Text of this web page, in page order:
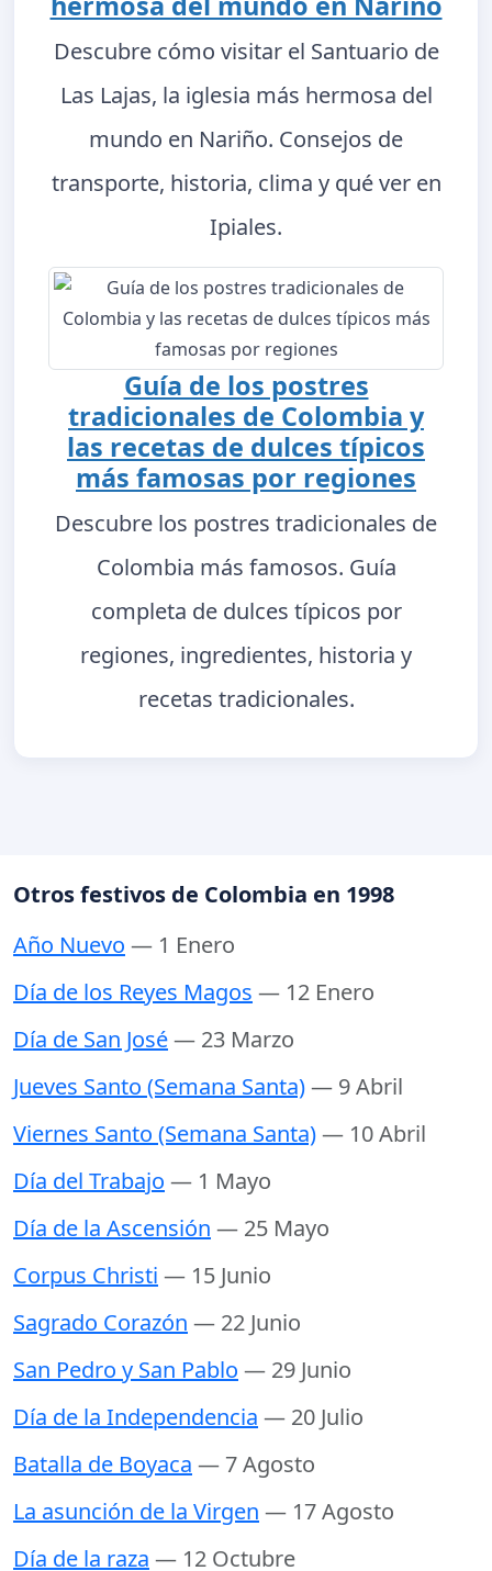
Descubre cómo visitar el Santuario de
Las Lajas, la iglesia más hermosa del
mundo en Nariño. Consejos de
transporte, historia, clima y qué ver en
Ipiales.
Guía de los postres
tradicionales de Colombia y
las recetas de dulces típicos
más famosas por regiones
Descubre los postres tradicionales de
Colombia más famosos. Guía
completa de dulces típicos por
regiones, ingredientes, historia y
recetas tradicionales.
Otros festivos de Colombia en 1998
Año Nuevo — 1 Enero
Día de los Reyes Magos — 12 Enero
Día de San José— 23 Marzo
Jueves Santo (Semana Santa)— 9 Abril
Viernes Santo (Semana Santa)— 10 Abril
Día del Trabajo — 1 Mayo
Día de la Ascensión — 25 Mayo
Corpus Christi — 15 Junio
Sagrado Corazón — 22 Junio
San Pedro y San Pablo — 29 Junio
Día de la Independencia — 20 Julio
Batalla de Boyaca — 7 Agosto
La asunción de la Virgen — 17 Agosto
Día de la raza — 12 Octubre